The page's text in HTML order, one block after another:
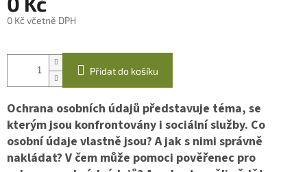
0 Kč včetně DPH
cena:
Přidat do košíku
Ochrana osobních údajů představuje téma, se
kterým jsou konfrontovány i sociální služby. Co
osobní údaje vlastně jsou? A jak s nimi správně
nakládat? V čem může pomoci pověřenec pro